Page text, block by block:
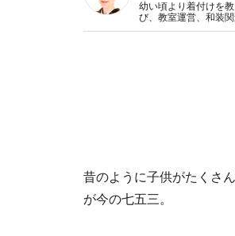
幼い頃より着付けを
び、教室運営、和装
イリングの指導、ビ
昔のように子供がたくさ
が今の七五三。